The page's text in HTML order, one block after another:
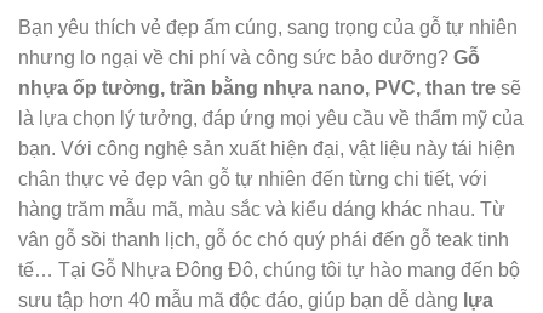
Bạn yêu thích vẻ đẹp ấm cúng, sang trọng của gỗ tự nhiên
nhưng lo ngại về chi phí và công sức bảo dưỡng? Gỗ
nhựa ốp tường, trần bằng nhựa nano, PVC, than tre sẽ
là lựa chọn lý tưởng, đáp ứng mọi yêu cầu về thẩm mỹ của
bạn. Với công nghệ sản xuất hiện đại, vật liệu này tái hiện
chân thực vẻ đẹp vân gỗ tự nhiên đến từng chi tiết, với
hàng trăm mẫu mã, màu sắc và kiểu dáng khác nhau. Từ
vân gỗ sồi thanh lịch, gỗ óc chó quý phái đến gỗ teak tinh
tế… Tại Gỗ Nhựa Đông Đô, chúng tôi tự hào mang đến bộ
sưu tập hơn 40 mẫu mã độc đáo, giúp bạn dễ dàng lựa